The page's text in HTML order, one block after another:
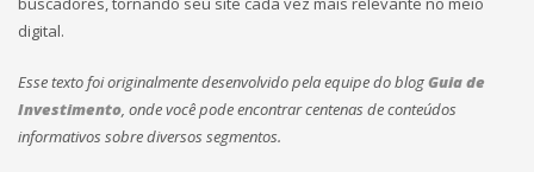
digital.
Esse texto foi originalmente desenvolvido pela equipe do blogGuia de
Investimento, onde você pode encontrar centenas de conteúdos
informativos sobre diversos segmentos.